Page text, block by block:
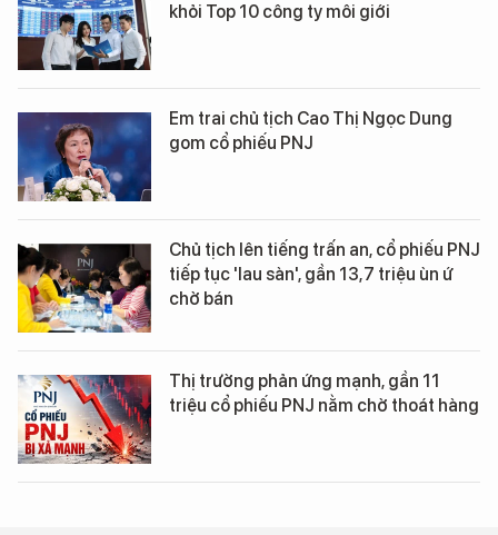
khỏi Top 10 công ty môi giới
Em trai chủ tịch Cao Thị Ngọc Dung
gom cổ phiếu PNJ
Chủ tịch lên tiếng trấn an, cổ phiếu PNJ
tiếp tục 'lau sàn', gần 13,7 triệu ùn ứ
chờ bán
Thị trường phản ứng mạnh, gần 11
triệu cổ phiếu PNJ nằm chờ thoát hàng